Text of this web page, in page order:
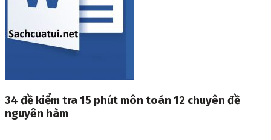
34 đề kiểm tra 15 phút môn toán 12 chuyên đề
nguyên hàm